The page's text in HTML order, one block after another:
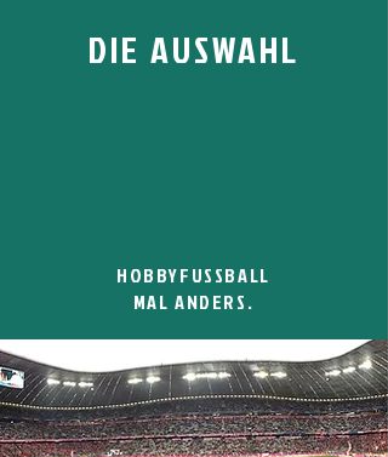
DIE AUSWAHL
HOBBYFUSSBALL
MAL ANDERS.